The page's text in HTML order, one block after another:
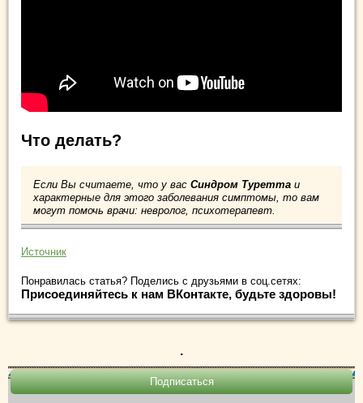
Что делать?
Если Вы считаете, что у вас Синдром Туретта и
характерные для этого заболевания симптомы, то вам
могут помочь врачи: невролог, психотерапевт.
Источник
Понравилась статья? Поделись с друзьями в соц.сетях:
Присоединяйтесь к нам ВКонтакте, будьте здоровы!
.